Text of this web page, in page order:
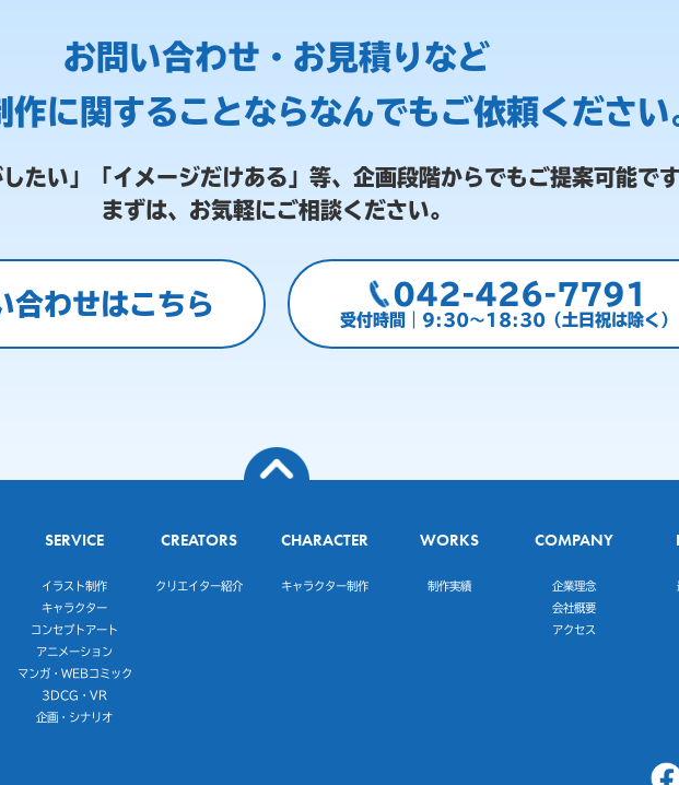
お問い合わせ・お見積りなど
作に関することならなんでもご依頼ください
したい」「イメージだけある」等、 企画段階からでもご提案可能です
まずは、お気軽にご相談ください。
合わせはこちら 042-426-7791
受付時間｜9:30～18:30（土日祝は除く）
SERVICE
イラスト制作
キャラクター
コンセプトアート
アニメーション
マンガ・WEBコミック
3DCG・VR
企画・シナリオ
CREATORS
クリエイター紹介
CHARACTER
キャラクター制作
WORKS
制作実績
COMPANY
企業理念
会社概要
アクセス